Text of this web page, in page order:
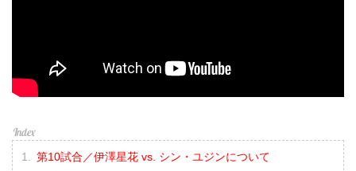
第10試合／伊澤星花 vs. シン・ユジンについて